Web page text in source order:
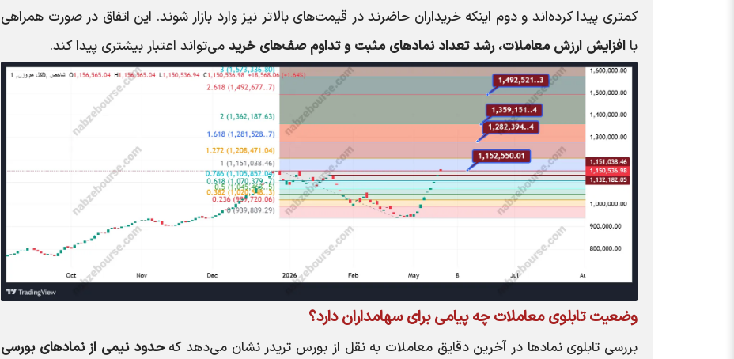
کمتری پیدا کرده‌اند و دوم اینکه خریداران حاضرند در قیمت‌های بالاتر نیز وارد بازار شوند. این اتفاق در صورت همراهی
باافزایش ارزش معاملات، رشد تعداد نمادهای مثبت و تداوم صف‌های خریدمی‌تواند اعتبار بیشتری پیدا کند.
وضعیت تابلوی معاملات چه پیامی برای سهامداران دارد؟
بررسی تابلوی نمادها در آخرین دقایق معاملات به نقل از بورس تریدر نشان می‌دهد کهحدود نیمی از نمادهای بورسی